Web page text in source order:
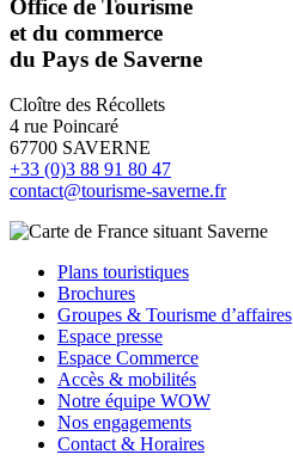
Office de Tourisme
et du commerce
du Pays de Saverne
Cloître des Récollets
4 rue Poincaré
67700 SAVERNE
+33 (0)3 88 91 80 47
contact@tourisme-saverne.fr
Plans touristiques
Brochures
Groupes & Tourisme d’affaires
Espace presse
Espace Commerce
Accès & mobilités
Notre équipe WOW
Nos engagements
Contact & Horaires